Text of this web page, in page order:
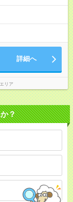
詳細へ
リア
？